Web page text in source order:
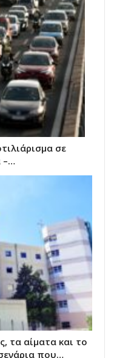
σε
–…
τα αίματα και το
που…